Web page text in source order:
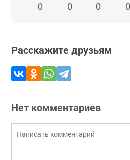
0 0 0 0
Расскажите друзьям
Нет комментариев